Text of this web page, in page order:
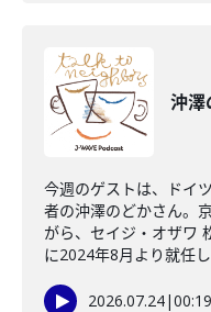
沖澤
今週のゲストは、ドイ
者の沖澤のどかさん。
がら、セイジ・オザワ
に2024年8月より就任
2026.07.24|